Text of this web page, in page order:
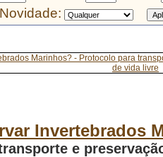
Novidade:
Invertebrados
e